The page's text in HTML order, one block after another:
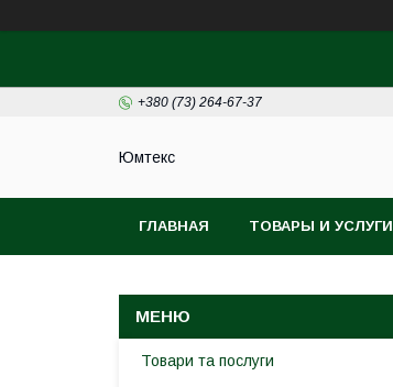
+380 (73) 264-67-37
Юмтекс
ГЛАВНАЯ ТОВАРЫ И УСЛУГИ
Товари та послуги